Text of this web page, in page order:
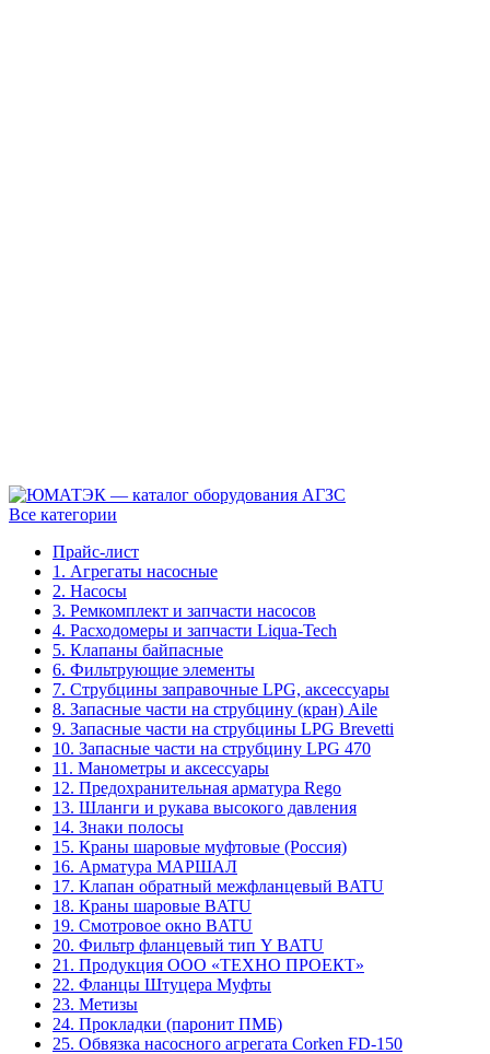
Все категории
Прайс-лист
1. Агрегаты насосные
2. Насосы
3. Ремкомплект и запчасти насосов
4. Расходомеры и запчасти Liqua-Tech
5. Клапаны байпасные
6. Фильтрующие элементы
7. Струбцины заправочные LPG, аксессуары
8. Запасные части на струбцину (кран) Aile
9. Запасные части на струбцины LPG Brevetti
10. Запасные части на струбцину LPG 470
11. Манометры и аксессуары
12. Предохранительная арматура Rego
13. Шланги и рукава высокого давления
14. Знаки полосы
15. Краны шаровые муфтовые (Россия)
16. Арматура МАРШАЛ
17. Клапан обратный межфланцевый BATU
18. Краны шаровые BATU
19. Смотровое окно BATU
20. Фильтр фланцевый тип Y BATU
21. Продукция ООО «ТЕХНО ПРОЕКТ»
22. Фланцы Штуцера Муфты
23. Метизы
24. Прокладки (паронит ПМБ)
25. Обвязка насосного агрегата Corken FD-150